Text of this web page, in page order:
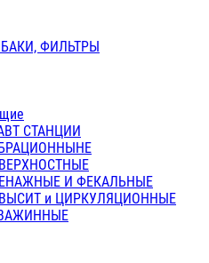
ФИЛЬТРЫ
СТАНЦИИ
И ФЕКАЛЬНЫЕ
и ЦИРКУЛЯЦИОННЫЕ